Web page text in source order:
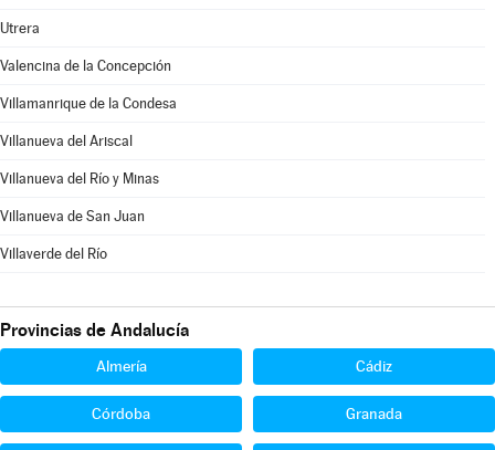
Utrera
Valencina de la Concepción
Villamanrique de la Condesa
Villanueva del Ariscal
Villanueva del Río y Minas
Villanueva de San Juan
Villaverde del Río
Provincias de Andalucía
Almería Cádiz
Córdoba Granada